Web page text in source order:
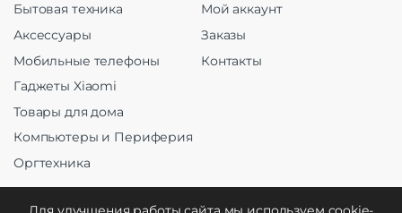
Бытовая техника
Аксессуары
Мобильные телефоны
Гаджеты Xiaomi
Товары для дома
Компьютеры и Периферия
Оргтехника
Мой аккаунт
Заказы
Контакты